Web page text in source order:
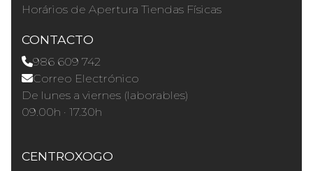
Horários de Apertura Tiendas Físicas
CONTACTO
986 609 742
Correo Electrónico
De lunes a viernes (laborables)
09.00h · 17.30h
CENTROXOGO